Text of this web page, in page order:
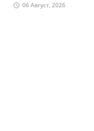
06 Август, 2026